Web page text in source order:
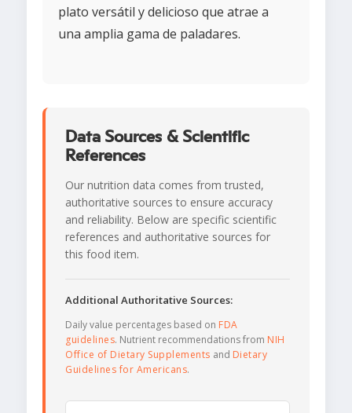
plato versátil y delicioso que atrae a
una amplia gama de paladares.
Data Sources & Scientific
References
Our nutrition data comes from trusted,
authoritative sources to ensure accuracy
and reliability. Below are specific scientific
references and authoritative sources for
this food item.
Additional Authoritative Sources:
Daily value percentages based on FDA
guidelines. Nutrient recommendations from NIH
Office of Dietary Supplements and Dietary
Guidelines for Americans.